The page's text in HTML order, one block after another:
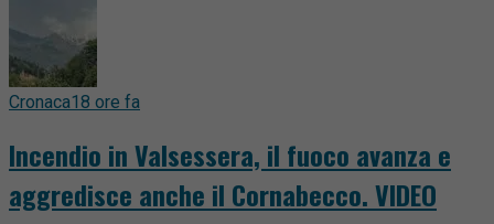
Cronaca18 ore fa
Incendio in Valsessera, il fuoco avanza e
aggredisce anche il Cornabecco. VIDEO